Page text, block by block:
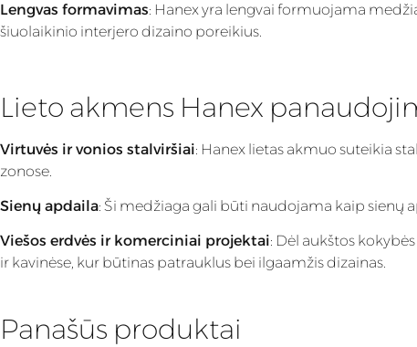
Lengvas formavimas: Hanex yra lengvai formuojama
šiuolaikinio interjero dizaino poreikius.
Lieto akmens Hanex
Virtuvės ir vonios stalviršiai: Hanex lietas akmuo suteikia
zonose.
Sienų apdaila: Ši medžiaga gali būti naudojama kaip sienų
Viešos erdvės ir komerciniai projektai: Dėl aukštos
ir kavinėse, kur būtinas patrauklus bei ilgaamžis dizainas.
Panašūs produktai